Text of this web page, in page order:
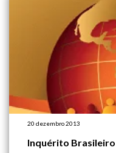
20 dezembro 2013
Inquérito